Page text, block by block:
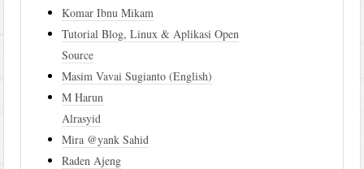
Komar Ibnu Mikam
Tutorial Blog, Linux & Aplikasi Open
Source
Masim Vavai Sugianto (English)
M Harun
Alrasyid
Mira @yank Sahid
Raden Ajeng